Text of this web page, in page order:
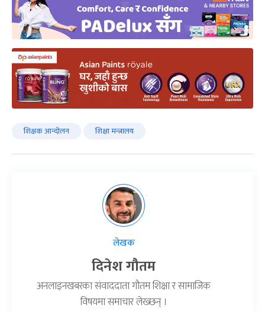
शिक्षक आन्दोलन शिक्षा मन्त्रालय
लेखक
दिनेश गौतम
अनलाइनखबरका संवाददाता गौतम शिक्षा र सामाजिक
विषयमा समाचार लेख्छन् ।